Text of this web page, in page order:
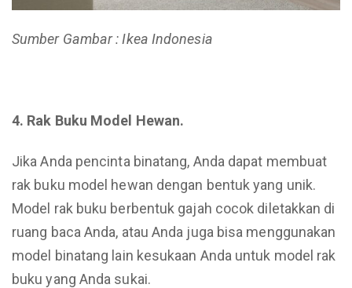
Sumber Gambar : Ikea Indonesia
4. Rak Buku Model Hewan.
Jika Anda pencinta binatang, Anda dapat membuat
rak buku model hewan dengan bentuk yang unik.
Model rak buku berbentuk gajah cocok diletakkan di
ruang baca Anda, atau Anda juga bisa menggunakan
model binatang lain kesukaan Anda untuk model rak
buku yang Anda sukai.